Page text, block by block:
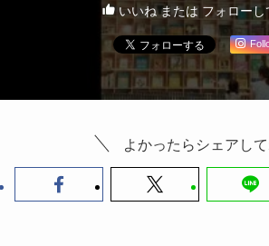
いいね または フォローし
よかったらシェアし